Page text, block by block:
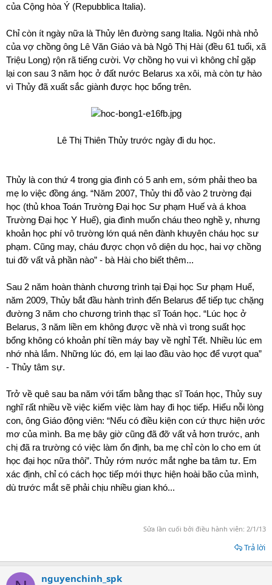
của Cộng hòa Ý (Repubblica Italia).
Chỉ còn ít ngày nữa là Thủy lên đường sang Italia. Ngôi nhà nhỏ
của vợ chồng ông Lê Văn Giáo và bà Ngô Thị Hài (đều 61 tuổi, xã
Triệu Long) rộn rã tiếng cười. Vợ chồng họ vui vì không chỉ gặp
lại con sau 3 năm học ở đất nước Belarus xa xôi, mà còn tự hào
vì Thủy đã xuất sắc giành được học bổng trên.
Lê Thị Thiên Thủy trước ngày đi du học.
Thủy là con thứ 4 trong gia đình có 5 anh em, sớm phải theo ba
mẹ lo việc đồng áng. “Năm 2007, Thủy thi đỗ vào 2 trường đại
học (thủ khoa Toán Trường Đại học Sư phạm Huế và á khoa
Trường Đại học Y Huế), gia đình muốn cháu theo nghề y, nhưng
khoản học phí vô trường lớn quá nên đành khuyên cháu học sư
phạm. Cũng may, cháu được chọn vô diện du học, hai vợ chồng
tui đỡ vất vả phần nào” - bà Hài cho biết thêm...
Sau 2 năm hoàn thành chương trình tại Đại học Sư phạm Huế,
năm 2009, Thủy bắt đầu hành trình đến Belarus để tiếp tục chặng
đường 3 năm cho chương trình thạc sĩ Toán học. “Lúc học ở
Belarus, 3 năm liền em không được về nhà vì trong suất học
bổng không có khoản phí tiền máy bay về nghỉ Tết. Nhiều lúc em
nhớ nhà lắm. Những lúc đó, em lại lao đầu vào học để vượt qua”
- Thủy tâm sự.
Trở về quê sau ba năm với tấm bằng thạc sĩ Toán học, Thủy suy
nghĩ rất nhiều về việc kiếm việc làm hay đi học tiếp. Hiểu nỗi lòng
con, ông Giáo động viên: “Nếu có điều kiện con cứ thực hiện ước
mơ của mình. Ba mẹ bây giờ cũng đã đỡ vất vả hơn trước, anh
chị đã ra trường có việc làm ổn định, ba mẹ chỉ còn lo cho em út
học đại học nữa thôi”. Thủy rớm nước mắt nghe ba tâm tư. Em
xác định, chỉ có cách học tiếp mới thực hiện hoài bão của mình,
dù trước mắt sẽ phải chịu nhiều gian khó...
Sửa lần cuối bởi điều hành viên: 2/1/13
Trả lời
nguyenchinh_spk